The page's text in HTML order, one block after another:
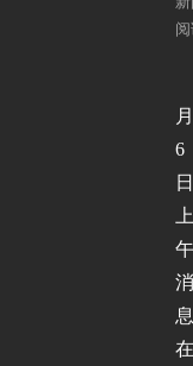
月
6
日
上
午
消
息
在